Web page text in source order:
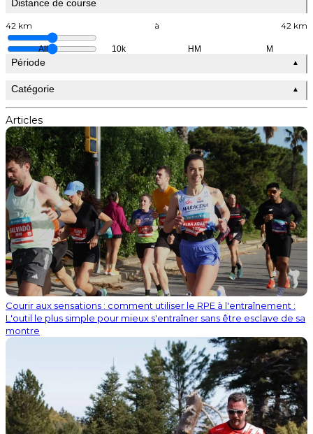
Distance de course
42 km à 42 km
All 10k HM M
Période ▲
Catégorie ▲
Articles
Courir aux sensations : comment utiliser le RPE à l'entraînement :
L'outil le plus simple pour mieux s'entraîner sans être esclave de sa
montre